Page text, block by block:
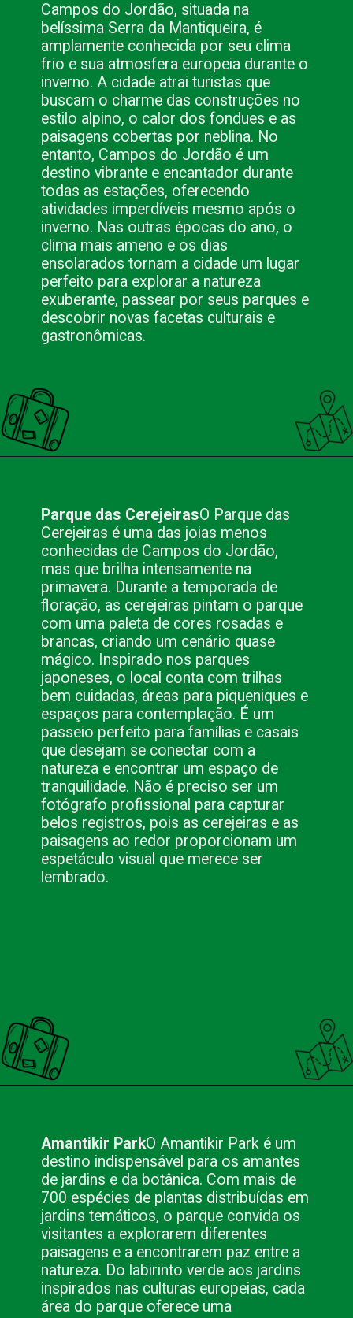
Campos do Jordão, situada na
belíssima Serra da Mantiqueira, é
amplamente conhecida por seu clima
frio e sua atmosfera europeia durante o
inverno. A cidade atrai turistas que
buscam o charme das construções no
estilo alpino, o calor dos fondues e as
paisagens cobertas por neblina. No
entanto, Campos do Jordão é um
destino vibrante e encantador durante
todas as estações, oferecendo
atividades imperdíveis mesmo após o
inverno. Nas outras épocas do ano, o
clima mais ameno e os dias
ensolarados tornam a cidade um lugar
perfeito para explorar a natureza
exuberante, passear por seus parques e
descobrir novas facetas culturais e
gastronômicas.
Parque das CerejeirasO Parque das
Cerejeiras é uma das joias menos
conhecidas de Campos do Jordão,
mas que brilha intensamente na
primavera. Durante a temporada de
floração, as cerejeiras pintam o parque
com uma paleta de cores rosadas e
brancas, criando um cenário quase
mágico. Inspirado nos parques
japoneses, o local conta com trilhas
bem cuidadas, áreas para piqueniques e
espaços para contemplação. É um
passeio perfeito para famílias e casais
que desejam se conectar com a
natureza e encontrar um espaço de
tranquilidade. Não é preciso ser um
fotógrafo profissional para capturar
belos registros, pois as cerejeiras e as
paisagens ao redor proporcionam um
espetáculo visual que merece ser
lembrado.
Amantikir ParkO Amantikir Park é um
destino indispensável para os amantes
de jardins e da botânica. Com mais de
700 espécies de plantas distribuídas em
jardins temáticos, o parque convida os
visitantes a explorarem diferentes
paisagens e a encontrarem paz entre a
natureza. Do labirinto verde aos jardins
inspirados nas culturas europeias, cada
área do parque oferece uma